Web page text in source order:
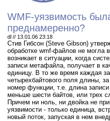
WMF-уязвимость
преднамеренно?
dl // 13.01.06 23:18
Стив Гибсон (Steve Gibson)
обработке wmf-файлов не могла
возникает в ситуации, когда
записи метафайла, получает в
единицу. В то же время каждая
четырехбайтового поля длины,
номер функции, т.е. длина
меньше шести байтов, или трех
Причем ни ноль, ни двойка не
уязвимости - только единица,
новый поток, запуская в нем